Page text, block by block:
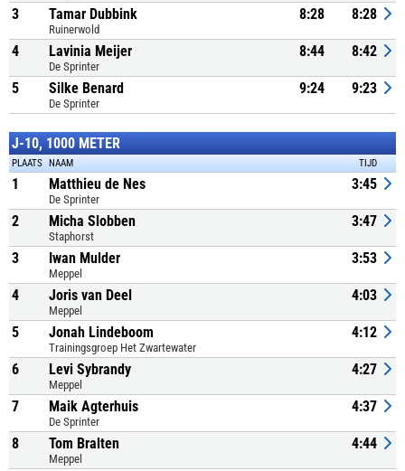
3 Tamar Dubbink
Ruinerwold
8:28 8:28
4 Lavinia Meijer
De Sprinter
8:44 8:42
5 Silke Benard
De Sprinter
9:24 9:23
J-10, 1000 METER
PLAATS NAAM TIJD
1 Matthieu de Nes
De Sprinter
3:45
2 Micha Slobben
Staphorst
3:47
3 Iwan Mulder
Meppel
3:53
4 Joris van Deel
Meppel
4:03
5 Jonah Lindeboom
Trainingsgroep Het Zwartewater
4:12
6 Levi Sybrandy
Meppel
4:27
7 Maik Agterhuis
De Sprinter
4:37
8 Tom Bralten
Meppel
4:44